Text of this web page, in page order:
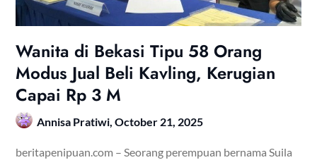
Wanita di Bekasi Tipu 58 Orang
Modus Jual Beli Kavling, Kerugian
Capai Rp 3 M
Annisa Pratiwi,October 21, 2025
beritapenipuan.com – Seorang perempuan bernama Suila